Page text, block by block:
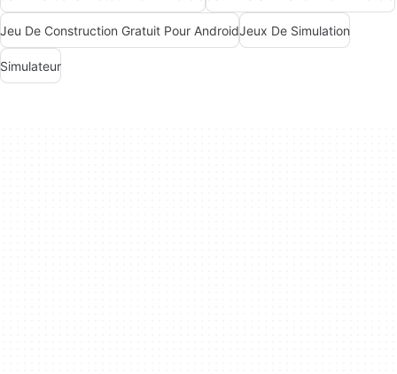
Jeu De Construction Gratuit Pour AndroidJeux De Simulation
Simulateur